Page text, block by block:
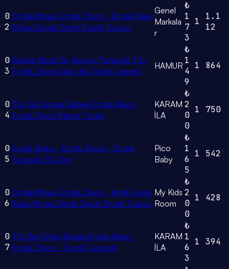
0
2
Doğal Ahşap Emzik Zinciri - Emzik Askısı
Ahşap Emzik Zinciri Emzik Tutucu
Genel
Markala
r
₺
1
7
3
1
1.1
12
0
3
Bebek Klipsli Diş Kaşıyıcı Tutacağı 3’lü
Emzik Zinciri Askısı Kız Pudra Desenli
HAMUR
₺
1
4
9
1 864
0
4
3’lü Set Unisex Bebek Emzik Askısı -
Emzik Zinciri Kahve Tonlar
KARAM
İLA
₺
2
0
0
1 750
0
5
Emzik Askısı - Emzik Zinciri - Emzik
Tutacağı 3'lü Set
Pico
Baby
₺
1
6
5
1 542
0
6
Doğal Ahşap Emzik Zinciri - Isimli Emzik
Askısı Ahşap Emzik Zinciri Emzik Tutucu
My Kids
Room
₺
2
0
0
1 428
0
7
3’lü Set Erkek Bebek Emzik Askısı -
Emzik Zinciri - Emzik Tutacağı
KARAM
İLA
₺
1
6
3
1 394